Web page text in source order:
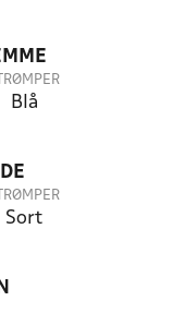
Blå
Sort